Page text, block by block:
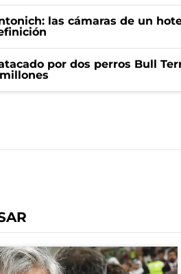
las cámaras de un
por dos perros Bull